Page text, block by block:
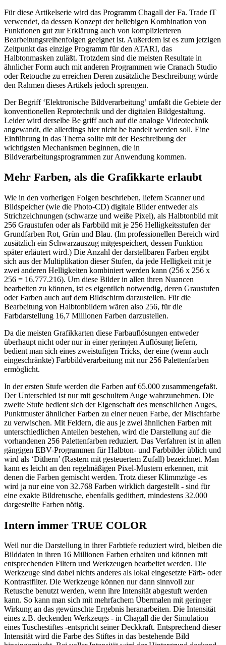
Für diese Artikelserie wird das Programm Chagall der Fa. Trade iT
verwendet, da dessen Konzept der beliebigen Kombination von
Funktionen gut zur Erklärung auch von komplizierteren
Bearbeitungsreihenfolgen geeignet ist. Außerdem ist es zum jetzigen
Zeitpunkt das einzige Programm für den ATARI, das
Halbtonmasken zuläßt. Trotzdem sind die meisten Resultate in
ähnlicher Form auch mit anderen Programmen wie Cranach Studio
oder Retouche zu erreichen Deren zusätzliche Beschreibung würde
den Rahmen dieses Artikels jedoch sprengen.
Der Begriff ‘Elektronische Bildverarbeitung’ umfaßt die Gebiete der
konventionellen Reprotechnik und der digitalen Bildgestaltung.
Leider wird derselbe Be griff auch auf die analoge Videotechnik
angewandt, die allerdings hier nicht be handelt werden soll. Eine
Einführung in das Thema sollte mit der Beschreibung der
wichtigsten Mechanismen beginnen, die in
Bildverarbeitungsprogrammen zur Anwendung kommen.
Mehr Farben, als die Grafikkarte erlaubt
Wie in den vorherigen Folgen beschrieben, liefern Scanner und
Bildspeicher (wie die Photo-CD) digitale Bilder entweder als
Strichzeichnungen (schwarze und weiße Pixel), als Halbtonbild mit
256 Graustufen oder als Farbbild mit je 256 Helligkeitsstufen der
Grundfarben Rot, Grün und Blau. (Im professionellen Bereich wird
zusätzlich ein Schwarzauszug mitgespeichert, dessen Funktion
später erläutert wird.) Die Anzahl der darstellbaren Farben ergibt
sich aus der Multiplikation dieser Stufen, da jede Helligkeit mit je
zwei anderen Helligkeiten kombiniert werden kann (256 x 256 x
256 = 16.777.216). Um diese Bilder in allen ihren Nuancen
bearbeiten zu können, ist es eigentlich notwendig, deren Graustufen
oder Farben auch auf dem Bildschirm darzustellen. Für die
Bearbeitung von Halbtonbildern wären also 256, für die
Farbdarstellung 16,7 Millionen Farben darzustellen.
Da die meisten Grafikkarten diese Farbauflösungen entweder
überhaupt nicht oder nur in einer geringen Auflösung liefern,
bedient man sich eines zweistufigen Tricks, der eine (wenn auch
eingeschränkte) Farbbildverarbeitung mit nur 256 Palettenfarben
ermöglicht.
In der ersten Stufe werden die Farben auf 65.000 zusammengefaßt.
Der Unterschied ist nur mit geschultem Auge wahrzunehmen. Die
zweite Stufe bedient sich der Eigenschaft des menschlichen Auges,
Punktmuster ähnlicher Farben zu einer neuen Farbe, der Mischfarbe
zu verwischen. Mit Feldern, die aus je zwei ähnlichen Farben mit
unterschiedlichen Anteilen bestehen, wird die Darstellung auf die
vorhandenen 256 Palettenfarben reduziert. Das Verfahren ist in allen
gängigen EBV-Programmen für Halbton- und Farbbilder üblich und
wird als ‘Dithern’ (Rastern mit gesteuertem Zufall) bezeichnet. Man
kann es leicht an den regelmäßigen Pixel-Mustern erkennen, mit
denen die Farben gemischt werden. Trotz dieser Klimmzüge -es
wird ja nur eine von 32.768 Farben wirklich dargestellt - sind für
eine exakte Bildretusche, ebenfalls gedithert, mindestens 32.000
dargestellte Farben nötig.
Intern immer TRUE COLOR
Weil nur die Darstellung in ihrer Farbtiefe reduziert wird, bleiben die
Bilddaten in ihren 16 Millionen Farben erhalten und können mit
entsprechenden Filtern und Werkzeugen bearbeitet werden. Die
Werkzeuge sind dabei nichts anderes als lokal eingesetzte Färb- oder
Kontrastfilter. Die Werkzeuge können nur dann sinnvoll zur
Retusche benutzt werden, wenn ihre Intensität abgestuft werden
kann. So kann man sich mit mehrfachem Übermalen mit geringer
Wirkung an das gewünschte Ergebnis heranarbeiten. Die Intensität
eines z.B. deckenden Werkzeugs - in Chagall die der Simulation
eines Tuschestiftes -entspricht seiner Deckkraft. Entsprechend dieser
Intensität wird die Farbe des Stiftes in das bestehende Bild